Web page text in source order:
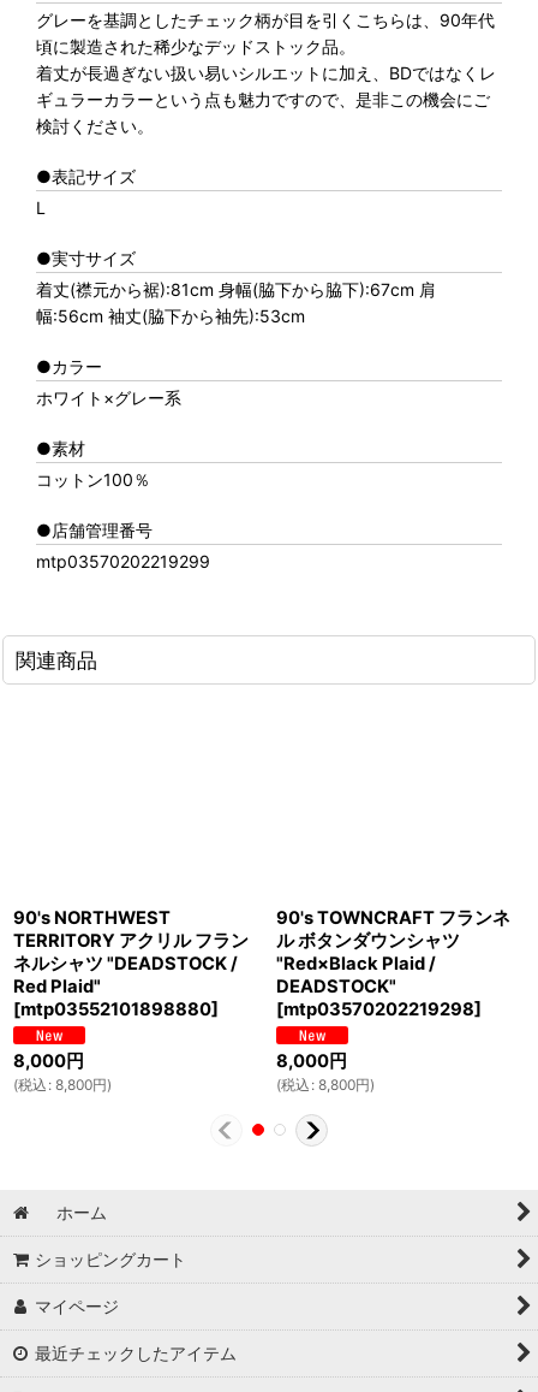
グレーを基調としたチェック柄が目を引くこちらは、90年代
頃に製造された稀少なデッドストック品。
着丈が長過ぎない扱い易いシルエットに加え、BDではなくレ
ギュラーカラーという点も魅力ですので、是非この機会にご
検討ください。
●表記サイズ
L
●実寸サイズ
着丈(襟元から裾):81cm 身幅(脇下から脇下):67cm 肩
幅:56cm 袖丈(脇下から袖先):53cm
●カラー
ホワイト×グレー系
●素材
コットン100％
●店舗管理番号
mtp03570202219299
関連商品
90's NORTHWEST
TERRITORY アクリル フラン
ネルシャツ "DEADSTOCK /
Red Plaid"
[mtp03552101898880]
8,000円
(税込 : 8,800円)
90's TOWNCRAFT フランネ
ル ボタンダウンシャツ
"Red×Black Plaid /
DEADSTOCK"
[mtp03570202219298]
8,000円
(税込 : 8,800円)
ホーム
ショッピングカート
マイページ
最近チェックしたアイテム